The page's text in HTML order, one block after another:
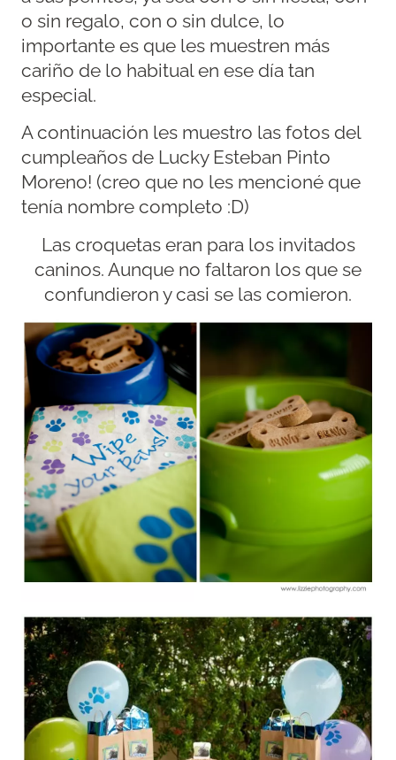
o sin regalo, con o sin dulce, lo
importante es que les muestren más
cariño de lo habitual en ese día tan
especial.
A continuación les muestro las fotos del
cumpleaños de Lucky Esteban Pinto
Moreno! (creo que no les mencioné que
tenía nombre completo :D)
Las croquetas eran para los invitados
caninos. Aunque no faltaron los que se
confundieron y casi se las comieron.